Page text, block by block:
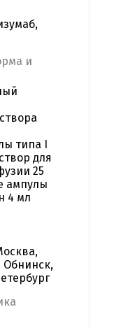
и
типа I
для
25
ампулы
4 мл
Обнинск,